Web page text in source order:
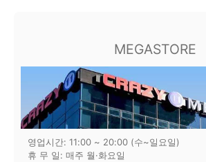
MEGASTORE
영업시간: 11:00 ~ 20:00 (수~일요일)
휴 무 일: 매주 월·화요일